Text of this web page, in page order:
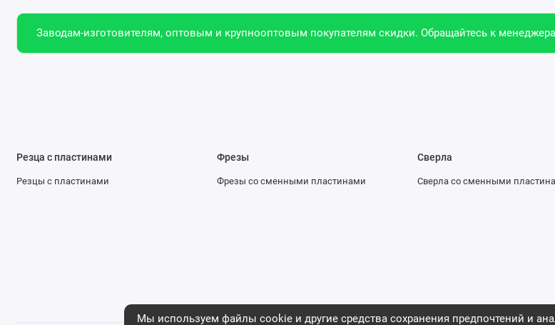
Заводам-изготовителям, оптовым и крупнооптовым покупателям скидки. Обращайтесь к
Мы используем файлы cookie и другие средства сохранения предпочтений и
Резца с пластинами
Резцы с пластинами
Фрезы
Фрезы со сменными пластинами
Сверла
Сверла со сменными